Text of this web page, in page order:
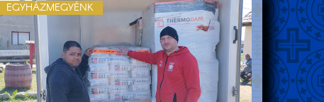
EGYHÁZMEGYÉNK